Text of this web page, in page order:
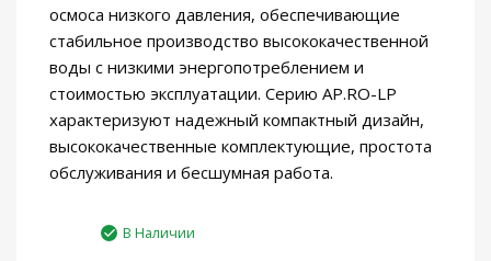
осмоса низкого давления, обеспечивающие
стабильное производство высококачественной
воды с низкими энергопотреблением и
стоимостью эксплуатации. Серию AP.RO-LP
характеризуют надежный компактный дизайн,
высококачественные комплектующие, простота
обслуживания и бесшумная работа.
В Наличии